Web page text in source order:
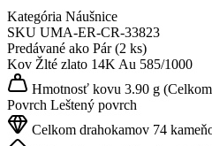
Kategória Náušnice
SKU UMA-ER-CR-33823
Predávané ako Pár (2 ks)
Kov Žlté zlato 14KAu 585/1000
Hmotnosť kovu 3.90 g
Povrch Leštený povrch
Celkom drahokamov 74